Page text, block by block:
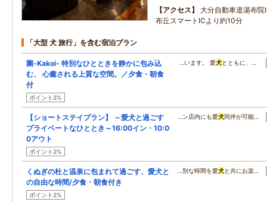
アクセス
大分自動車道湯布
布丘スマートICより約10分
「大型 犬 旅行」を含む宿泊プラン
圍-Kakoi- 特別なひとときを静かに包み込
む、 心癒される上質な空間。／夕食・朝食
付
ポイント2%
…います。 愛犬とともに、…
【ショートステイプラン】 ～愛犬と過ごす
プライベートなひととき～16:00イン・10:0
0アウト
ポイント2%
…ン店内にも愛犬同伴が可能…
くぬぎの杜と温泉に包まれて過ごす、愛犬と
の自由な時間/夕食・朝食付き
ポイント2%
…別な時間を愛犬と共にお楽…